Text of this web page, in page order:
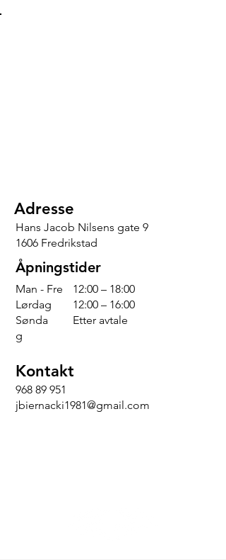
Adresse
Hans Jacob Nilsens gate 9
1606 Fredrikstad
Åpningstider
Man - Fre
Lørdag
Sønda
g
12:00 – 18:00
12:00 – 16:00
Etter avtale
Kontakt
968 89 951
jbiernacki1981@gmail.com